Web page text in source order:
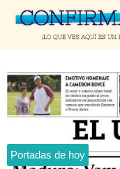
Portadas de hoy